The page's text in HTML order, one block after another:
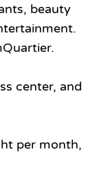
beauty
center, and
per month,